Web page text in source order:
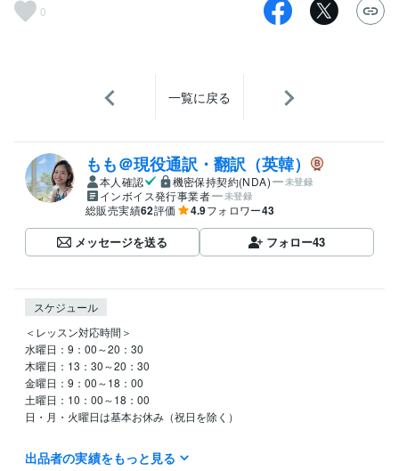
0
一覧に戻る
もも＠現役通訳・翻訳（英韓）
本人確認 機密保持契約(NDA) 未登録
インボイス発行事業者 未登録
総販売実績62評価 4.9フォロワー43
メッセージを送る フォロー43
スケジュール
＜レッスン対応時間＞
水曜日：9：00～20：30
木曜日：13：30～20：30
金曜日：9：00～18：00
土曜日：10：00～18：00
日・月・火曜日は基本お休み（祝日を除く）
時間についてはお気軽にお問い合わせください♪
出品者の実績をもっと見る